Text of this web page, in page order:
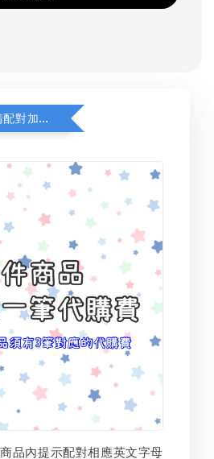
若顯示未含代購費請配對加購(未加購視同無效訂單)
品內提示配對相應英文字母